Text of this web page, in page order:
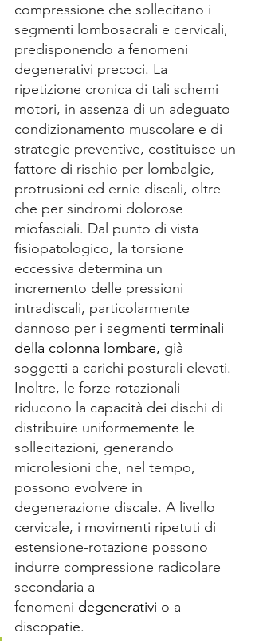
compressione che sollecitano i
segmenti lombosacrali e cervicali,
predisponendo a fenomeni
degenerativi precoci. La
ripetizione cronica di tali schemi
motori, in assenza di un adeguato
condizionamento muscolare e di
strategie preventive, costituisce un
fattore di rischio per lombalgie,
protrusioni ed ernie discali, oltre
che per sindromi dolorose
miofasciali. Dal punto di vista
fisiopatologico, la torsione
eccessiva determina un
incremento delle pressioni
intradiscali, particolarmente
dannoso per i segmenti terminali
della colonna lombare, già
soggetti a carichi posturali elevati.
Inoltre, le forze rotazionali
riducono la capacità dei dischi di
distribuire uniformemente le
sollecitazioni, generando
microlesioni che, nel tempo,
possono evolvere in
degenerazione discale. A livello
cervicale, i movimenti ripetuti di
estensione-rotazione possono
indurre compressione radicolare
secondaria a
fenomeni degenerativi o a
discopatie.